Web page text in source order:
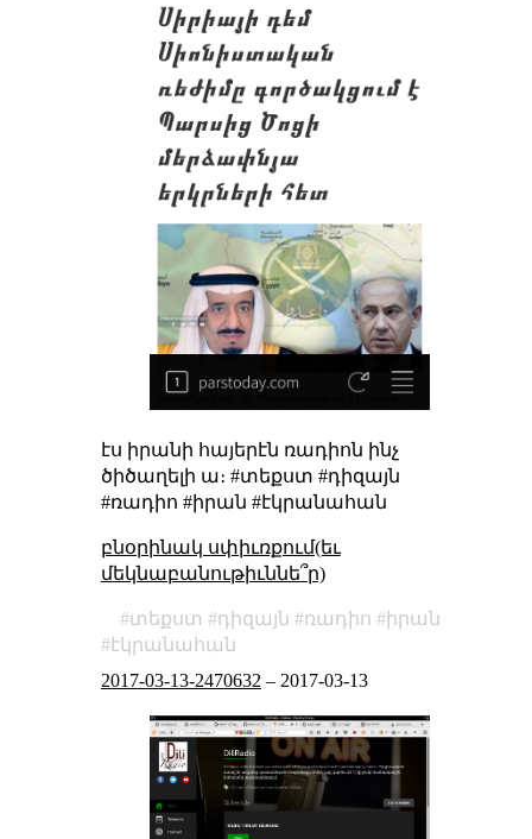
էս իրանի հայերէն ռադիոն ինչ
ծիծաղելի ա։ #տեքստ #դիզայն
#ռադիո #իրան #էկրանահան
բնօրինակ սփիւռքում(եւ
մեկնաբանութիւննե՞ր)
տեքստ դիզայն ռադիո
իրան
էկրանահան
2017-03-13-2470632 – 2017-03-13